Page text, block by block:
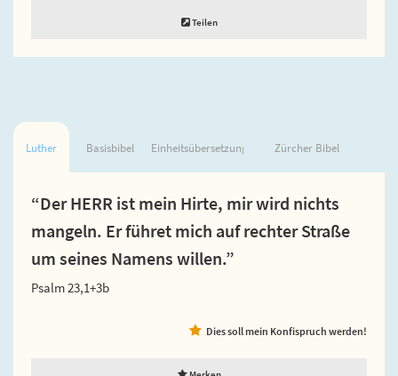
Teilen
Luther Basisbibel Einheitsübersetzung Zürcher Bibel
“Der HERR ist mein Hirte, mir wird nichts
mangeln. Er führet mich auf rechter Straße
um seines Namens willen.”
Psalm 23,1+3b
Dies soll mein Konfispruch werden!